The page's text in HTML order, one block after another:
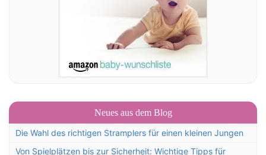
Neues aus dem Blog
Die Wahl des richtigen Stramplers für einen kleinen Jungen
Von Spielplätzen bis zur Sicherheit: Wichtige Tipps für